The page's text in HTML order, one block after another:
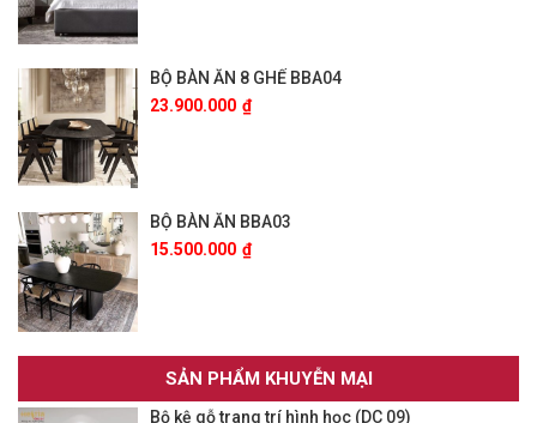
BỘ BÀN ĂN 8 GHẾ BBA04
23.900.000 ₫
BỘ BÀN ĂN BBA03
15.500.000 ₫
SẢN PHẨM KHUYỄN MẠI
Bộ kệ gỗ trang trí hình học (DC 09)